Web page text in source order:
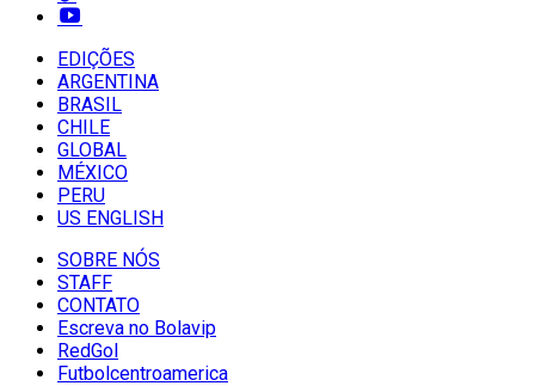
EDIÇÕES
ARGENTINA
BRASIL
CHILE
GLOBAL
MÉXICO
PERU
US ENGLISH
SOBRE NÓS
STAFF
CONTATO
Escreva no Bolavip
RedGol
Futbolcentroamerica